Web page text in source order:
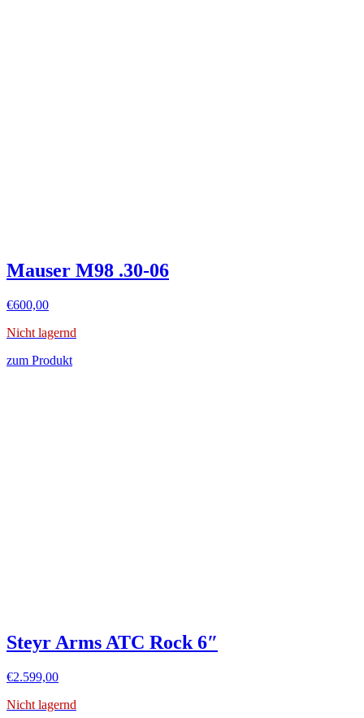
Mauser M98 .30-06
€600,00
Nicht lagernd
zum Produkt
Steyr Arms ATC Rock 6″
€2.599,00
Nicht lagernd